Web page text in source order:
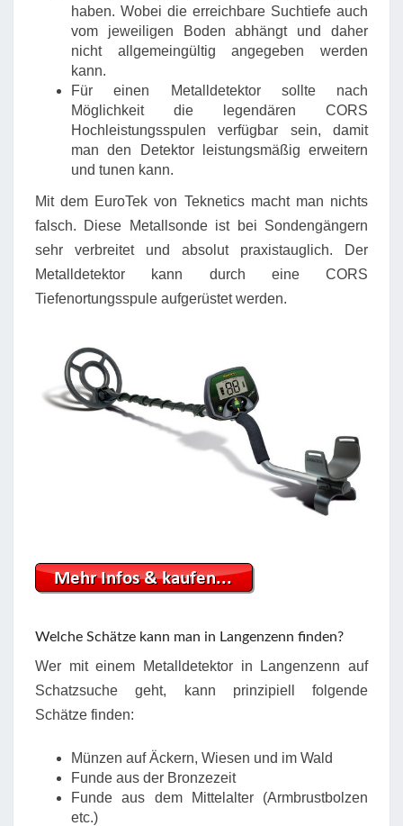
haben. Wobei die erreichbare Suchtiefe auch
vom jeweiligen Boden abhängt und daher
nicht allgemeingültig angegeben werden
kann.
Für einen Metalldetektor sollte nach
Möglichkeit die legendären CORS
Hochleistungsspulen verfügbar sein, damit
man den Detektor leistungsmäßig erweitern
und tunen kann.
Mit dem EuroTek von Teknetics macht man nichts
falsch. Diese Metallsonde ist bei Sondengängern
sehr verbreitet und absolut praxistauglich. Der
Metalldetektor kann durch eine CORS
Tiefenortungsspule aufgerüstet werden.
Welche Schätze kann man in Langenzenn finden?
Wer mit einem Metalldetektor in Langenzenn auf
Schatzsuche geht, kann prinzipiell folgende
Schätze finden:
Münzen auf Äckern, Wiesen und im Wald
Funde aus der Bronzezeit
Funde aus dem Mittelalter (Armbrustbolzen
etc.)